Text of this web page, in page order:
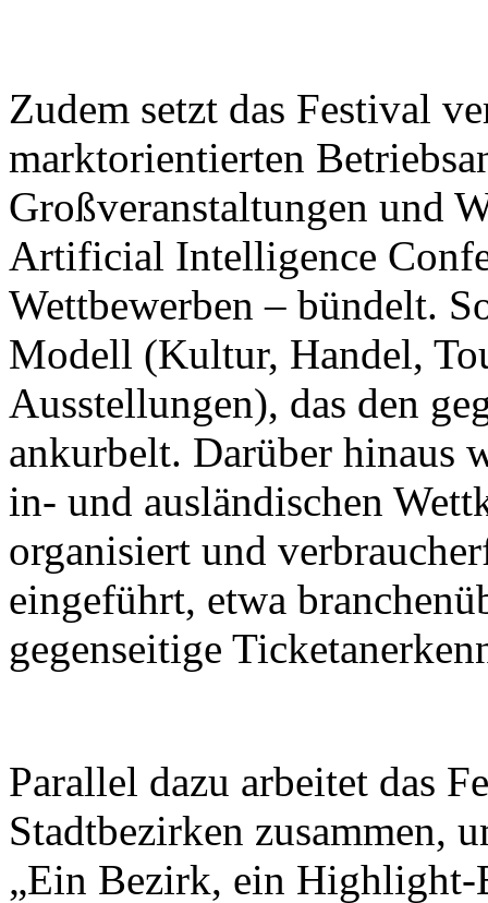
Zudem setzt das Festival
marktorientierten
Großveranstaltungen und
Artificial Intelligence
Wettbewerben – bündelt.
Modell (Kultur, Handel,
Ausstellungen), das den
ankurbelt. Darüber hinaus
in- und ausländischen
organisiert und
eingeführt, etwa
gegenseitige
Parallel dazu arbeitet das
Stadtbezirken zusammen,
„Ein Bezirk, ein Highlight-